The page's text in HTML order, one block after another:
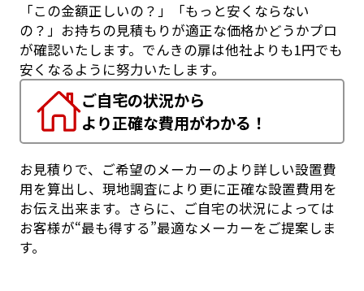
「この金額正しいの？」「もっと安くならない
の？」お持ちの見積もりが適正な価格かどうかプロ
が確認いたします。でんきの扉は他社よりも1円でも
安くなるように努力いたします。
ご自宅の状況から
より正確な費用がわかる！
お見積りで、ご希望のメーカーのより詳しい設置費
用を算出し、現地調査により更に正確な設置費用を
お伝え出来ます。さらに、ご自宅の状況によっては
お客様が“最も得する”最適なメーカーをご提案しま
す。